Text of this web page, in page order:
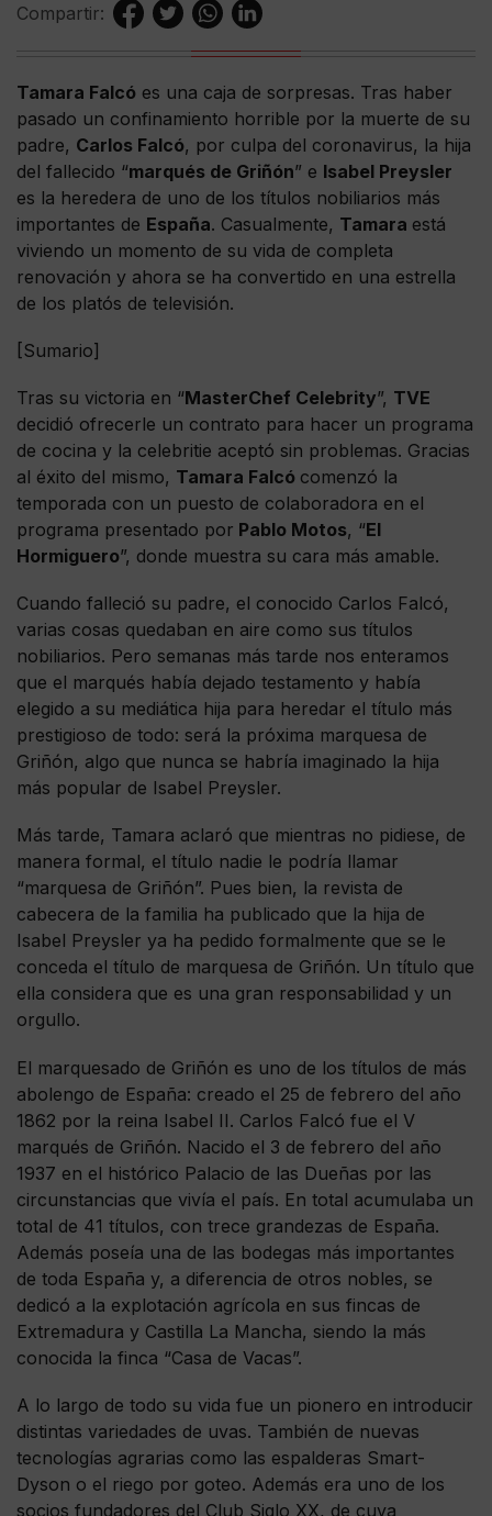
Compartir:
Tamara Falcó es una caja de sorpresas. Tras haber
pasado un confinamiento horrible por la muerte de su
padre, Carlos Falcó, por culpa del coronavirus, la hija
del fallecido “marqués de Griñón” e Isabel Preysler
es la heredera de uno de los títulos nobiliarios más
importantes de España. Casualmente, Tamara está
viviendo un momento de su vida de completa
renovación y ahora se ha convertido en una estrella
de los platós de televisión.
[Sumario]
Tras su victoria en “MasterChef Celebrity”, TVE
decidió ofrecerle un contrato para hacer un programa
de cocina y la celebritie aceptó sin problemas. Gracias
al éxito del mismo, Tamara Falcó comenzó la
temporada con un puesto de colaboradora en el
programa presentado por Pablo Motos, “El
Hormiguero”, donde muestra su cara más amable.
Cuando falleció su padre, el conocido Carlos Falcó,
varias cosas quedaban en aire como sus títulos
nobiliarios. Pero semanas más tarde nos enteramos
que el marqués había dejado testamento y había
elegido a su mediática hija para heredar el título más
prestigioso de todo: será la próxima marquesa de
Griñón, algo que nunca se habría imaginado la hija
más popular de Isabel Preysler.
Más tarde, Tamara aclaró que mientras no pidiese, de
manera formal, el título nadie le podría llamar
“marquesa de Griñón”. Pues bien, la revista de
cabecera de la familia ha publicado que la hija de
Isabel Preysler ya ha pedido formalmente que se le
conceda el título de marquesa de Griñón. Un título que
ella considera que es una gran responsabilidad y un
orgullo.
El marquesado de Griñón es uno de los títulos de más
abolengo de España: creado el 25 de febrero del año
1862 por la reina Isabel II. Carlos Falcó fue el V
marqués de Griñón. Nacido el 3 de febrero del año
1937 en el histórico Palacio de las Dueñas por las
circunstancias que vivía el país. En total acumulaba un
total de 41 títulos, con trece grandezas de España.
Además poseía una de las bodegas más importantes
de toda España y, a diferencia de otros nobles, se
dedicó a la explotación agrícola en sus fincas de
Extremadura y Castilla La Mancha, siendo la más
conocida la finca “Casa de Vacas”.
A lo largo de todo su vida fue un pionero en introducir
distintas variedades de uvas. También de nuevas
tecnologías agrarias como las espalderas Smart-
Dyson o el riego por goteo. Además era uno de los
socios fundadores del Club Siglo XX, de cuya